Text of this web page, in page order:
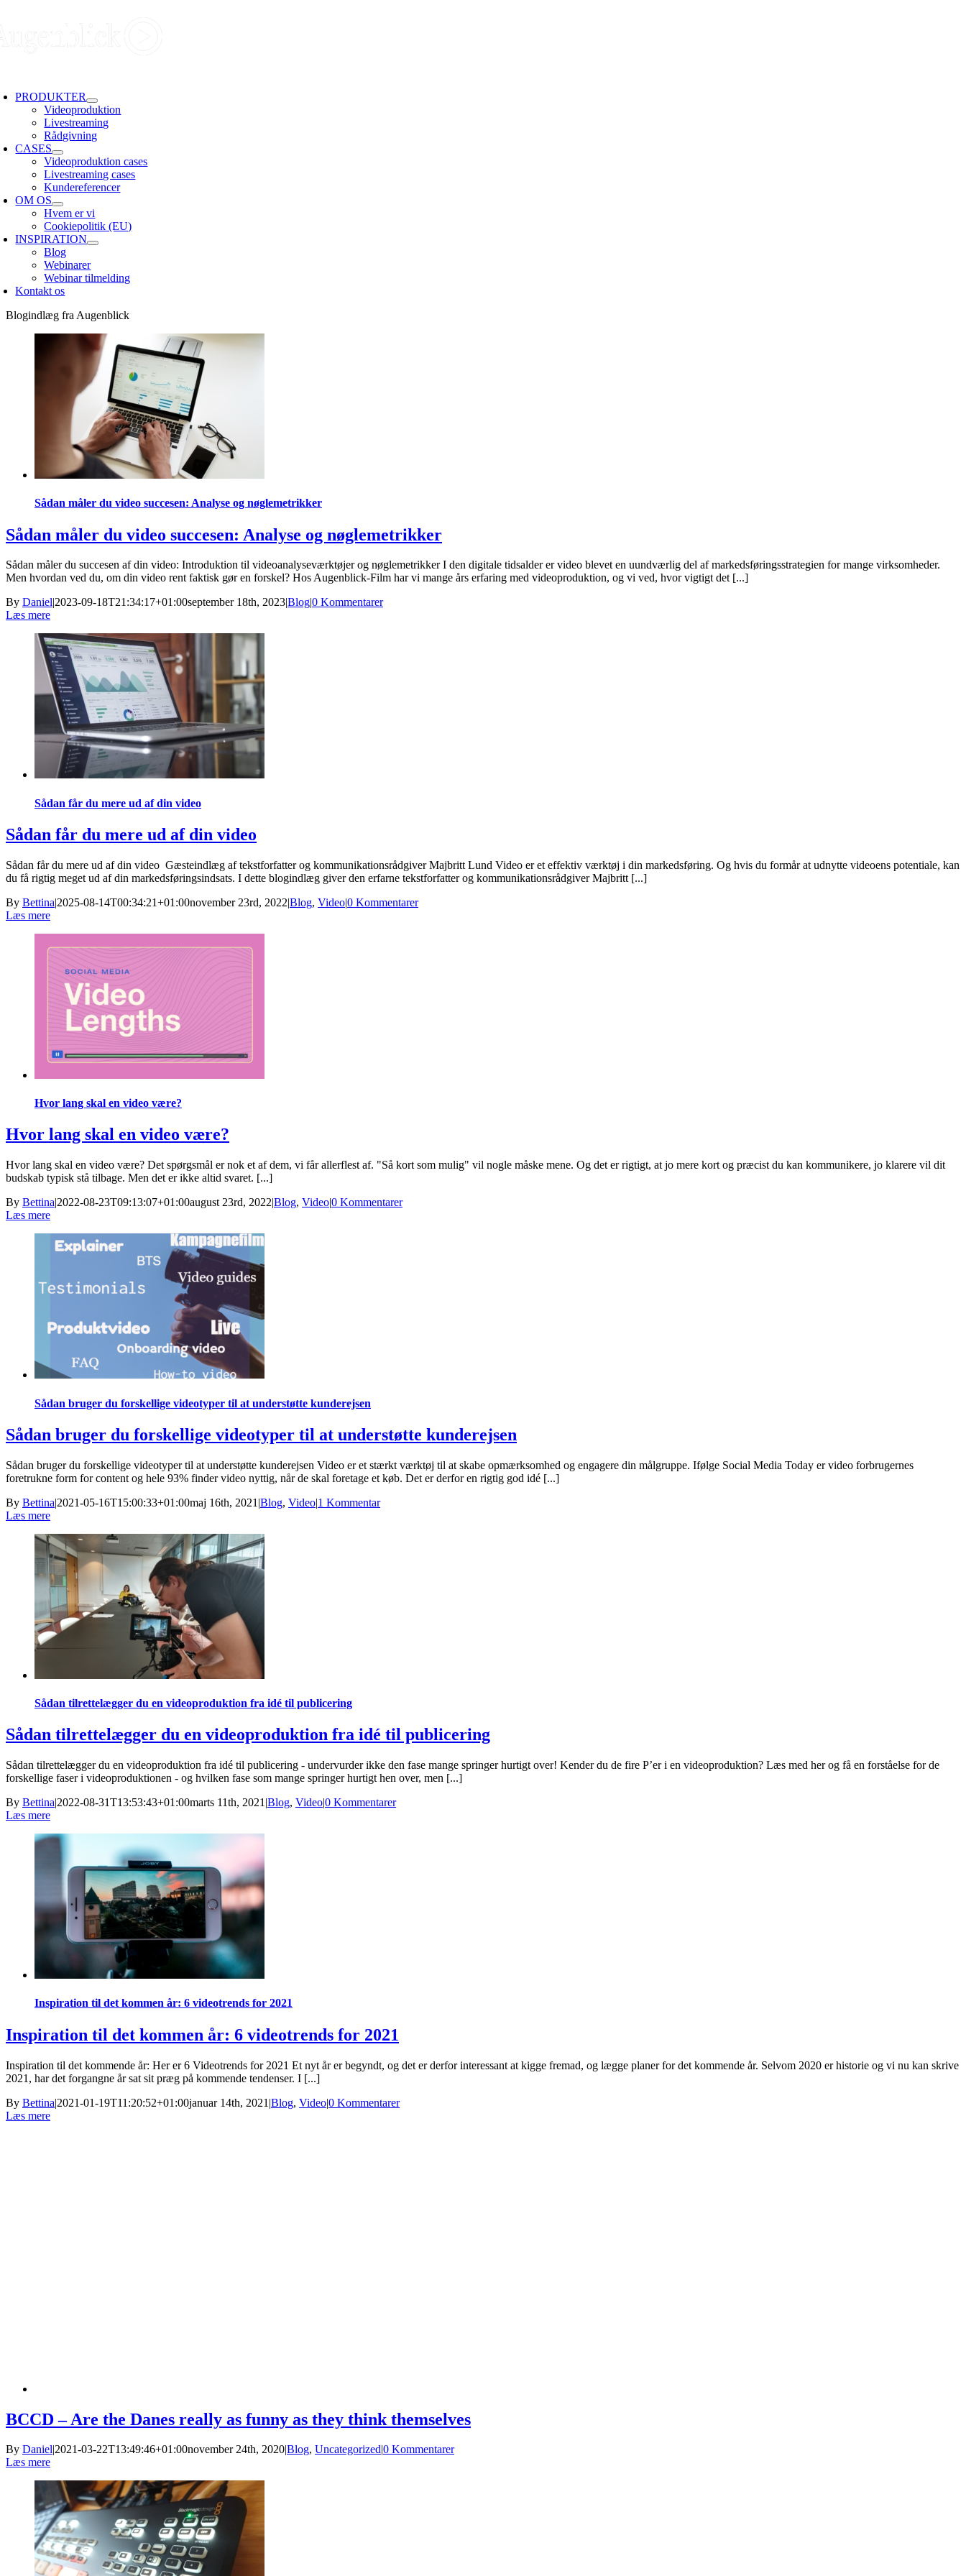
PRODUKTER
Videoproduktion
Livestreaming
Rådgivning
CASES
Videoproduktion cases
Livestreaming cases
Kundereferencer
OM OS
Hvem er vi
Cookiepolitik (EU)
INSPIRATION
Blog
Webinarer
Webinar tilmelding
Kontakt os
Blogindlæg fra Augenblick
Sådan måler du video succesen: Analyse og nøglemetrikker
Sådan måler du video succesen: Analyse og nøglemetrikker
Sådan måler du succesen af din video: Introduktion til videoanalyseværktøjer og nøglemetrikker I den digitale tidsalder er video blevet en uundværlig del af markedsføringsstrategien for mange virksomheder.
Men hvordan ved du, om din video rent faktisk gør en forskel? Hos Augenblick-Film har vi mange års erfaring med videoproduktion, og vi ved, hvor vigtigt det [...]
By Daniel|2023-09-18T21:34:17+01:00september 18th, 2023|Blog|0 Kommentarer
Læs mere
Sådan får du mere ud af din video
Sådan får du mere ud af din video
Sådan får du mere ud af din video Gæsteindlæg af tekstforfatter og kommunikationsrådgiver Majbritt Lund Video er et effektiv værktøj i din markedsføring. Og hvis du formår at udnytte videoens potentiale, kan
du få rigtig meget ud af din markedsføringsindsats. I dette blogindlæg giver den erfarne tekstforfatter og kommunikationsrådgiver Majbritt [...]
By Bettina|2025-08-14T00:34:21+01:00november 23rd, 2022|Blog, Video|0 Kommentarer
Læs mere
Hvor lang skal en video være?
Hvor lang skal en video være?
Hvor lang skal en video være? Det spørgsmål er nok et af dem, vi får allerflest af. "Så kort som mulig" vil nogle måske mene. Og det er rigtigt, at jo mere kort og præcist du kan kommunikere, jo klarere vil dit
budskab typisk stå tilbage. Men det er ikke altid svaret. [...]
By Bettina|2022-08-23T09:13:07+01:00august 23rd, 2022|Blog, Video|0 Kommentarer
Læs mere
Sådan bruger du forskellige videotyper til at understøtte kunderejsen
Sådan bruger du forskellige videotyper til at understøtte kunderejsen
Sådan bruger du forskellige videotyper til at understøtte kunderejsen Video er et stærkt værktøj til at skabe opmærksomhed og engagere din målgruppe. Ifølge Social Media Today er video forbrugernes
foretrukne form for content og hele 93% finder video nyttig, når de skal foretage et køb. Det er derfor en rigtig god idé [...]
By Bettina|2021-05-16T15:00:33+01:00maj 16th, 2021 |Blog, Video|1 Kommentar
Læs mere
Sådan tilrettelægger du en videoproduktion fra idé til publicering
Sådan tilrettelægger du en videoproduktion fra idé til publicering
Sådan tilrettelægger du en videoproduktion fra idé til publicering - undervurder ikke den fase mange springer hurtigt over! Kender du de fire P’er i en videoproduktion? Læs med her og få en forståelse for de
forskellige faser i videoproduktionen - og hvilken fase som mange springer hurtigt hen over, men [...]
By Bettina|2022-08-31T13:53:43+01:00marts 11th, 2021 |Blog, Video|0 Kommentarer
Læs mere
Inspiration til det kommen år: 6 videotrends for 2021
Inspiration til det kommen år: 6 videotrends for 2021
Inspiration til det kommende år: Her er 6 Videotrends for 2021 Et nyt år er begyndt, og det er derfor interessant at kigge fremad, og lægge planer for det kommende år. Selvom 2020 er historie og vi nu kan skrive
2021, har det forgangne år sat sit præg på kommende tendenser. I [...]
By Bettina|2021-01-19T11:20:52+01:00januar 14th, 2021 |Blog, Video|0 Kommentarer
Læs mere
BCCD – Are the Danes really as funny as they think themselves
By Daniel|2021-03-22T13:49:46+01:00november 24th, 2020|Blog, Uncategorized|0 Kommentarer
Læs mere